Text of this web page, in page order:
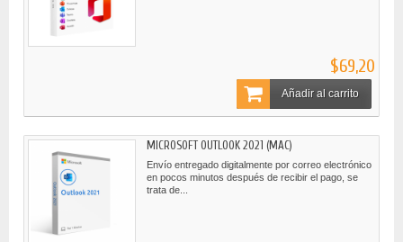
$69,20
Añadir al carrito
MICROSOFT OUTLOOK 2021 (MAC)
Envío entregado digitalmente por correo electrónico
en pocos minutos después de recibir el pago, se
trata de...